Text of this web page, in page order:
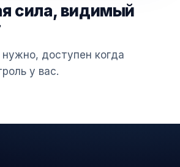
сила, видимый
доступен когда
у вас.